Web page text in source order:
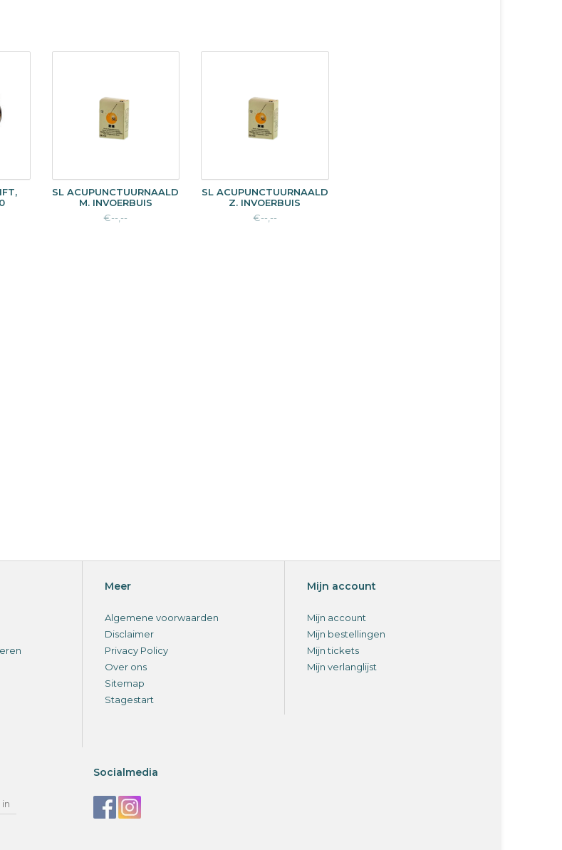
SL ACUPUNCTUURNAALD
M. INVOERBUIS
€--,--
SL ACUPUNCTUURNAALD
Z. INVOERBUIS
€--,--
Meer
Algemene voorwaarden
Disclaimer
Privacy Policy
Over ons
Sitemap
Stagestart
Mijn account
Mijn account
Mijn bestellingen
Mijn tickets
Mijn verlanglijst
Socialmedia